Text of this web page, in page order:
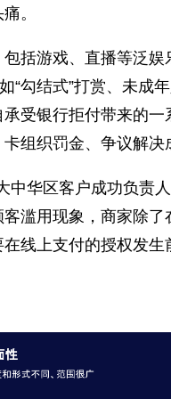
。
括游戏、直播等泛
“勾结式”打赏、未成
受银行拒付带来的一
组织罚金、争议解决
中华区客户成功负责
滥用现象，商家除
线上支付的授权发